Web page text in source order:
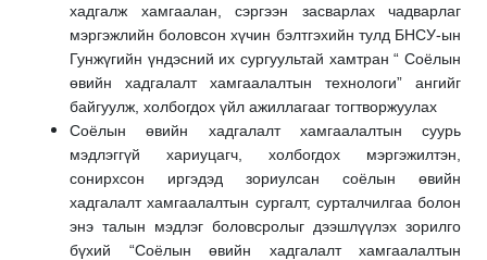
хадгалж хамгаалан, сэргээн засварлах чадварлаг
мэргэжлийн боловсон хүчин бэлтгэхийн тулд БНСУ-ын
Гунжүгийн үндэсний их сургуультай хамтран “ Соёлын
өвийн хадгалалт хамгаалалтын технологи” ангийг
байгуулж, холбогдох үйл ажиллагааг тогтворжуулах
Соёлын өвийн хадгалалт хамгаалалтын суурь
мэдлэггүй хариуцагч, холбогдох мэргэжилтэн,
сонирхсон иргэдэд зориулсан соёлын өвийн
хадгалалт хамгаалалтын сургалт, сурталчилгаа болон
энэ талын мэдлэг боловсролыг дээшлүүлэх зорилго
бүхий “Соёлын өвийн хадгалалт хамгаалалтын